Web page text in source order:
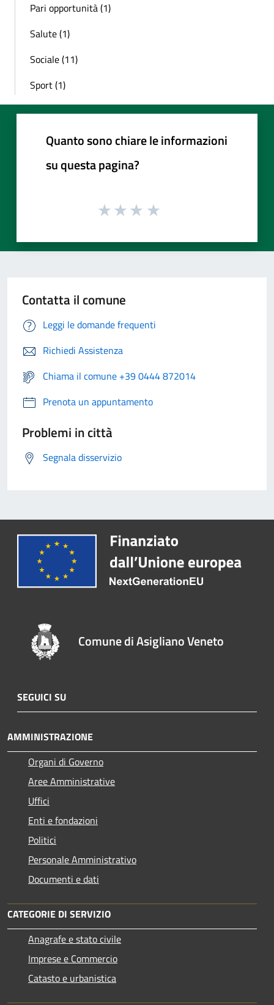
Pari opportunità (1)
Salute (1)
Sociale (11)
Sport (1)
Quanto sono chiare le informazioni
su questa pagina?
Contatta il comune
Leggi le domande frequenti
Richiedi Assistenza
Chiama il comune +39 0444 872014
Prenota un appuntamento
Problemi in città
Segnala disservizio
Comune di Asigliano Veneto
SEGUICI SU
AMMINISTRAZIONE
Organi di Governo
Aree Amministrative
Uffici
Enti e fondazioni
Politici
Personale Amministrativo
Documenti e dati
CATEGORIE DI SERVIZIO
Anagrafe e stato civile
Imprese e Commercio
Catasto e urbanistica